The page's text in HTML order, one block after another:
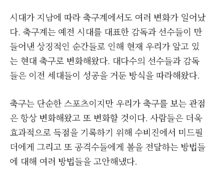
시대가 지남에 따라 축구계에서도 여러 변화가 일어났
다. 축구계는 예전 시대를 대표한 감독과 선수들이 만
들어낸 상징적인 순간들로 인해 현재 우리가 알고 있
는 현대 축구로 변화해왔다. 대다수의 선수들과 감독
들은 이전 세대들이 성공을 거둔 방식을 따라해왔다.
축구는 단순한 스포츠이지만 우리가 축구를 보는 관점
은 항상 변화해왔고 또 변화할 것이다. 사람들은 더욱
효과적으로 득점을 기록하기 위해 수비진에서 미드필
더에게 그리고 또 공격수들에게 볼을 전달하는 방법들
에 대해 여러 방법들을 고안해냈다.